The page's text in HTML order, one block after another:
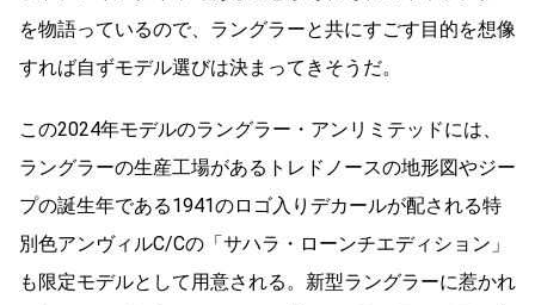
を物語っているので、ラングラーと共にすごす目的を想像
すれば自ずモデル選びは決まってきそうだ。
この2024年モデルのラングラー・アンリミテッドには、
ラングラーの生産工場があるトレドノースの地形図やジー
プの誕生年である1941のロゴ入りデカールが配される特
別色アンヴィルC/Cの「サハラ・ローンチエディション」
も限定モデルとして用意される。新型ラングラーに惹かれ